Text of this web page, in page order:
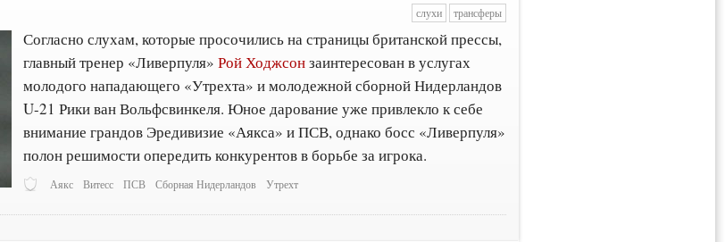
слухи трансферы
Согласно слухам, которые просочились на страницы британской прессы,
главный тренер «Ливерпуля»Рой Ходжсонзаинтересован в услугах
молодого нападающего «Утрехта» и молодежной сборной Нидерландов
U-21 Рики ван Вольфсвинкеля. Юное дарование уже привлекло к себе
внимание грандов Эредивизие «Аякса» и ПСВ, однако босс «Ливерпуля»
полон решимости опередить конкурентов в борьбе за игрока.
Аякс Витесс ПСВ Сборная Нидерландов
Утрехт